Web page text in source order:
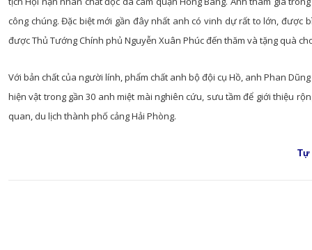
công chúng. Đặc biệt mới gần đây nhất anh có vinh dự rất to lớn,
được Thủ Tướng Chính phủ Nguyễn Xuân Phúc đến thăm và tặng quà
Với bản chất của người lính, phẩm chất anh bộ đội cụ Hồ, anh Phan
hiện vật trong gần 30 anh miệt mài nghiên cứu, sưu tầm để giới thiệu
quan, du lịch thành phố cảng Hải Phòng.
Tự